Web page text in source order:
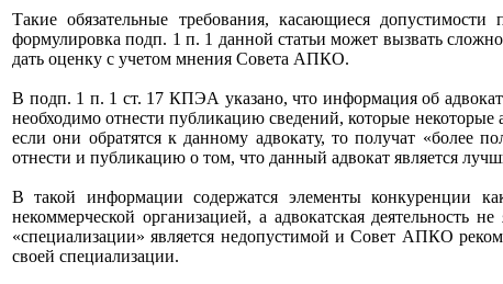
Такие обязательные требования, касающиеся
формулировка подп. 1 п. 1 данной статьи может вызвать
дать оценку с учетом мнения Совета АПКО.
В подп. 1 п. 1 ст. 17 КПЭА указано, что информация об
необходимо отнести публикацию сведений, которые
если они обратятся к данному адвокату, то получат «более
отнести и публикацию о том, что данный адвокат является
В такой информации содержатся элементы конкуренции
некоммерческой организацией, а адвокатская
«специализации» является недопустимой и Совет АПКО
своей специализации.